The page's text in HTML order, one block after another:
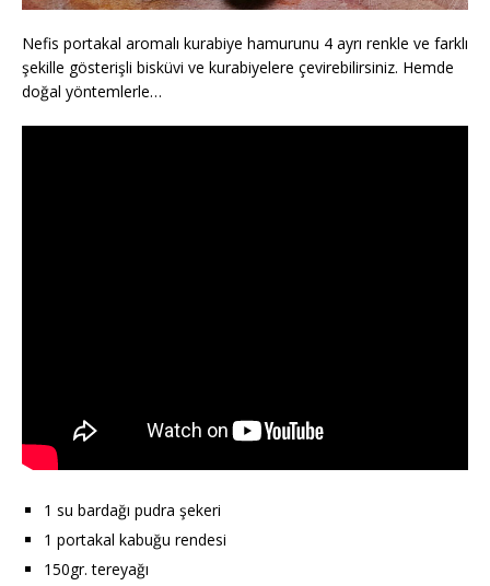
Nefis portakal aromalı kurabiye hamurunu 4 ayrı renkle ve farklı
şekille gösterişli bisküvi ve kurabiyelere çevirebilirsiniz. Hemde
doğal yöntemlerle…
1 su bardağı pudra şekeri
1 portakal kabuğu rendesi
150gr. tereyağı